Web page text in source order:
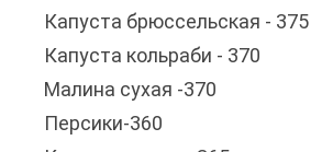
Капуста брюссельская - 375
Капуста кольраби - 370
Малина сухая -370
Персики-360